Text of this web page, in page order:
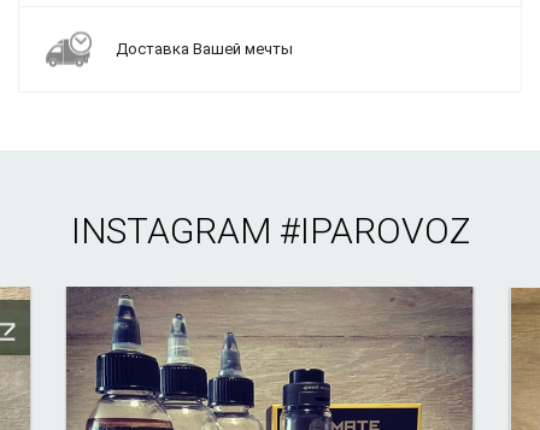
Доставка Вашей мечты
INSTAGRAM #IPAROVOZ